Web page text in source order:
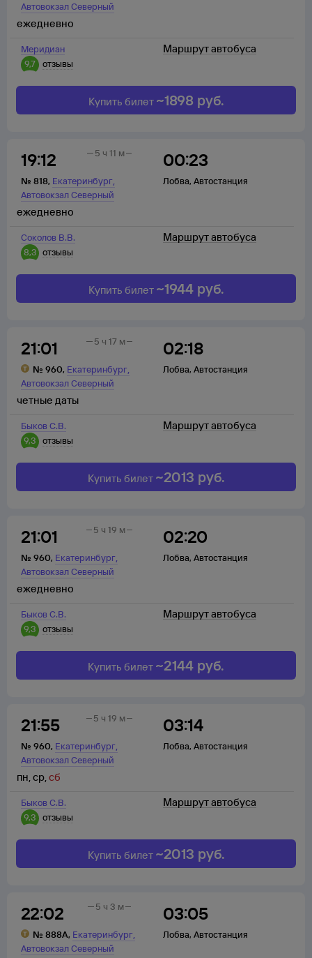
Автовокзал Северный
Меридиан
9,7
отзывы
ежедневно
Маршрут автобуса
Купить билет ~1898 руб.
19:12
№ 818, Екатеринбург,
Автовокзал Северный
00:23
Лобва, Автостанция
5 ч 11 м
Соколов В.В.
8,3 отзывы
ежедневно
Маршрут автобуса
Купить билет ~1944 руб.
21:01
№ 960, Екатеринбург,
Автовокзал Северный
02:18
Лобва, Автостанция
5 ч 17 м
Быков С.В.
9,3
отзывы
четные даты
Маршрут автобуса
Купить билет ~2013 руб.
21:01
№ 960, Екатеринбург,
Автовокзал Северный
02:20
Лобва, Автостанция
5 ч 19 м
Быков С.В.
9,3
отзывы
ежедневно
Маршрут автобуса
Купить билет ~2144 руб.
21:55
№ 960, Екатеринбург,
Автовокзал Северный
03:14
Лобва, Автостанция
5 ч 19 м
Быков С.В.
9,3
отзывы
пн,ср,сб
Маршрут автобуса
Купить билет ~2013 руб.
22:02
№ 888А, Екатеринбург,
Автовокзал Северный
03:05
Лобва, Автостанция
5 ч 3 м